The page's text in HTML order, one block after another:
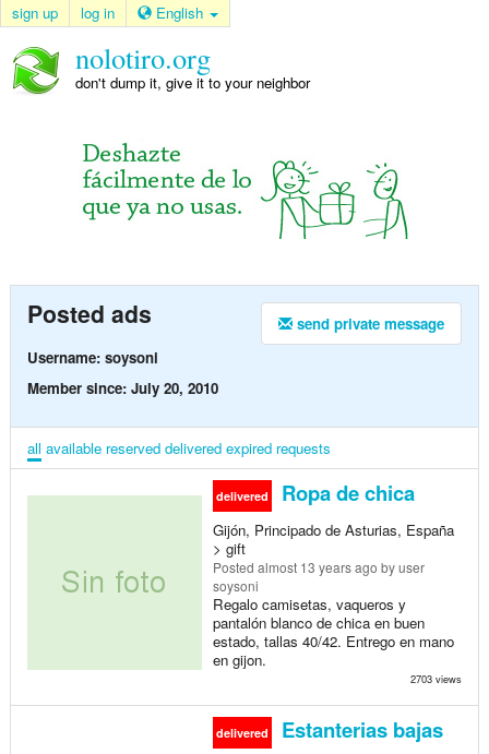
sign up log in English
nolotiro.org
don't dump it, give it to your neighbor
send private message
Posted ads
Username: soysoni
Member since: July 20, 2010
all available reserved delivered expired requests
delivered Ropa de chica
Gijón, Principado de Asturias, España
> gift
Posted almost 13 years ago by user
soysoni
Regalo camisetas, vaqueros y
pantalón blanco de chica en buen
estado, tallas 40/42. Entrego en mano
en gijon.
2703 views
delivered Estanterias bajas